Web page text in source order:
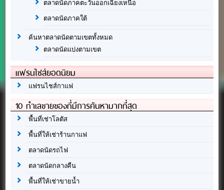
ตลาดนัดภาคตะวันออกเฉียงเหนือ
ตลาดนัดภาคใต้
ค้นหาตลาดนัดตามเขตทั้งหมด
ตลาดนัดแบ่งตามเขต
แฟรนไชส์ยอดนิยม
แฟรนไชส์กาแฟ
10 ทำเลขายของที่มีการค้นหามากที่สุด
พื้นที่เช่าโลตัส
พื้นที่ให้เช่าร้านกาแฟ
ตลาดนัดรถไฟ
ตลาดนัดกลางคืน
พื้นที่ให้เช่าขายน้ำ